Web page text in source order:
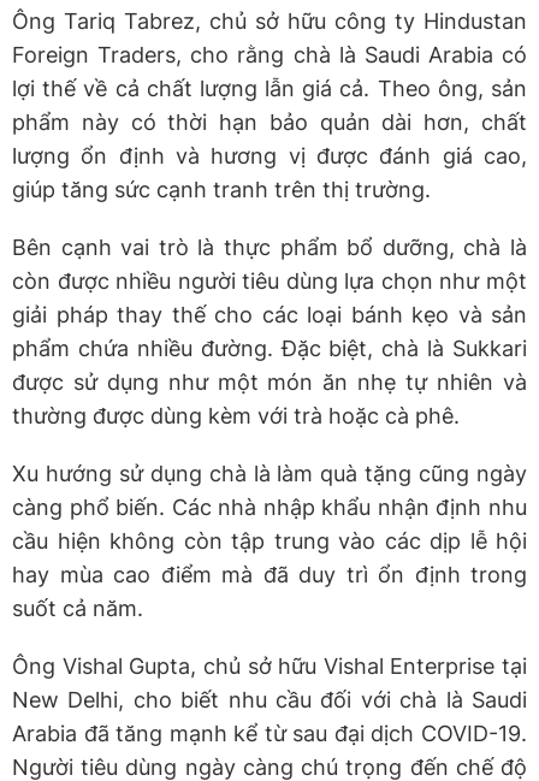
Ông Tariq Tabrez, chủ sở hữu công ty Hindustan
Foreign Traders, cho rằng chà là Saudi Arabia có
lợi thế về cả chất lượng lẫn giá cả. Theo ông, sản
phẩm này có thời hạn bảo quản dài hơn, chất
lượng ổn định và hương vị được đánh giá cao,
giúp tăng sức cạnh tranh trên thị trường.
Bên cạnh vai trò là thực phẩm bổ dưỡng, chà là
còn được nhiều người tiêu dùng lựa chọn như một
giải pháp thay thế cho các loại bánh kẹo và sản
phẩm chứa nhiều đường. Đặc biệt, chà là Sukkari
được sử dụng như một món ăn nhẹ tự nhiên và
thường được dùng kèm với trà hoặc cà phê.
Xu hướng sử dụng chà là làm quà tặng cũng ngày
càng phổ biến. Các nhà nhập khẩu nhận định nhu
cầu hiện không còn tập trung vào các dịp lễ hội
hay mùa cao điểm mà đã duy trì ổn định trong
suốt cả năm.
Ông Vishal Gupta, chủ sở hữu Vishal Enterprise tại
New Delhi, cho biết nhu cầu đối với chà là Saudi
Arabia đã tăng mạnh kể từ sau đại dịch COVID-19.
Người tiêu dùng ngày càng chú trọng đến chế độ